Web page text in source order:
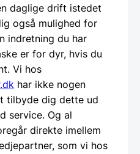
daglige drift istedet
også mulighed for
indretning du har
er for dyr, hvis du
Vi hos
har ikke nogen
tilbyde dig dette ud
service. Og al
direkte imellem
som vi hos